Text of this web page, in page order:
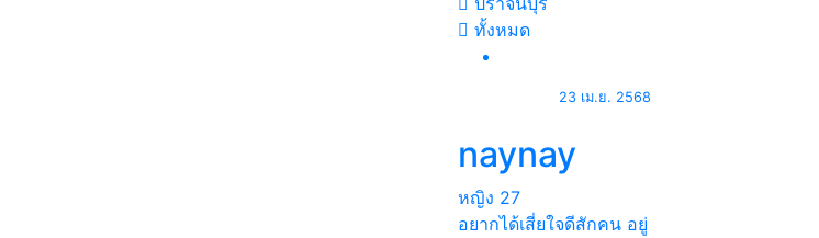
ทั้งหมด
23 เม.ย. 2568
naynay
หญิง 27
อยากได้เสี่ยใจดีสักคน อยู่